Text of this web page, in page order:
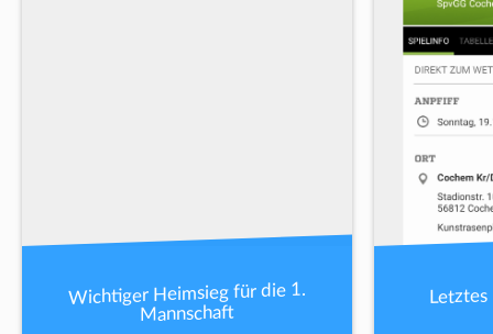
Wichtiger Heimsieg für die 1.
Mannschaft
Letztes